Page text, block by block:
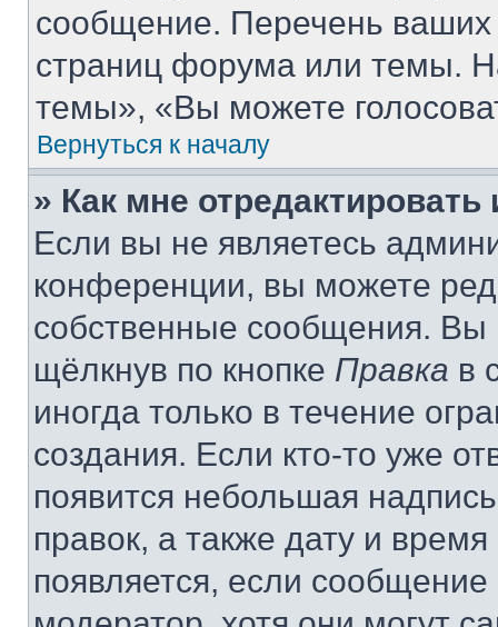
сообщение. Перечень ваших
страниц форума или темы.
темы», «Вы можете
Вернуться к началу
» Как мне
Если вы не являетесь
конференции, вы можете
собственные сообщения. Вы
щёлкнув по кнопке Правка в
иногда только в течение
создания. Если кто-то уже
появится небольшая
правок, а также дату и
появляется, если